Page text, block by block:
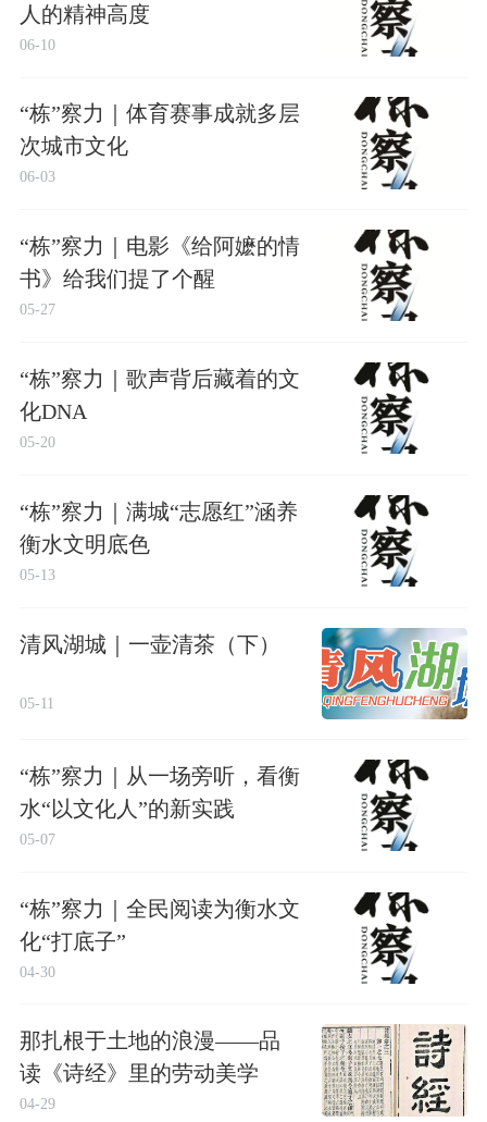
人的精神高度
06-10
“栋”察力｜体育赛事成就多层
次城市文化
06-03
“栋”察力｜电影《给阿嬷的情
书》给我们提了个醒
05-27
“栋”察力｜歌声背后藏着的文
化DNA
05-20
“栋”察力｜满城“志愿红”涵养
衡水文明底色
05-13
清风湖城｜一壶清茶（下）
05-11
“栋”察力｜从一场旁听，看衡
水“以文化人”的新实践
05-07
“栋”察力｜全民阅读为衡水文
化“打底子”
04-30
那扎根于土地的浪漫——品
读《诗经》里的劳动美学
04-29